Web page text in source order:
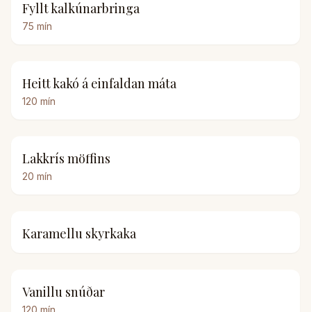
Fyllt kalkúnarbringa
75 mín
Heitt kakó á einfaldan máta
120 mín
Lakkrís möffins
20 mín
Karamellu skyrkaka
Vanillu snúðar
120 mín